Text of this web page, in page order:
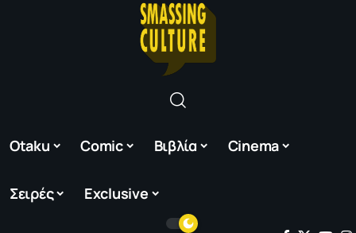
Otaku Comic Βιβλία Cinema
Σειρές Exclusive